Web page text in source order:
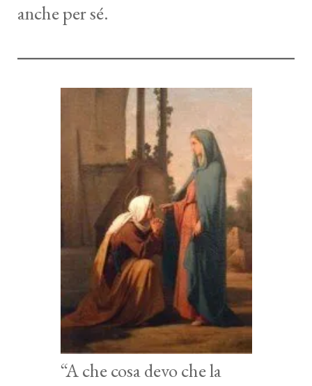
anche per sé.
“A che cosa devo che la